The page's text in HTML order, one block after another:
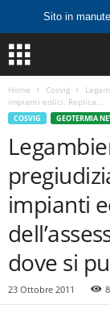
Sito in
Home Cosvig
impianti eolici. Replica...
COSVIG GEOTERMIA
impianti
dove si
23 Ottobre 2011